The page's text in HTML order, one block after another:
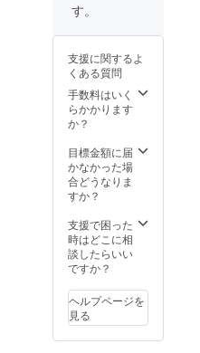
魔の
ンシェ
発酵バ
ター(フ
ランス
ンドパ
ウダー
(スペイ
糖、卵
白、小
麦粉、
トレハ
ス、
コーン
スター
チ、は
す。
支援に関するよ
くある質問
手数料はいく
らかかります
か？
目標金額に届
かなかった場
合どうなりま
すか？
支援で困った
時はどこに相
談したらいい
ですか？
ヘルプページを
見る